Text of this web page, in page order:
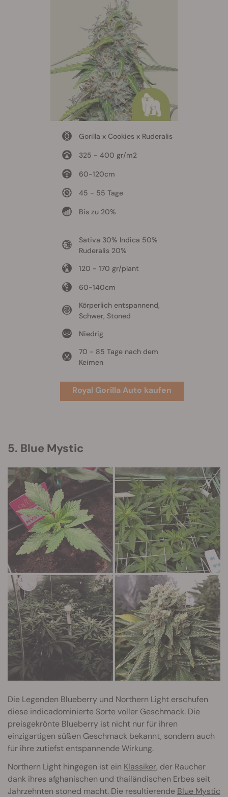
Gorilla x Cookies x Ruderalis
325 - 400 gr/m2
60-120cm
45 - 55 Tage
Bis zu 20%
Sativa 30% Indica 50%
Ruderalis 20%
120 - 170 gr/plant
60-140cm
Körperlich entspannend,
Schwer, Stoned
Niedrig
70 - 85 Tage nach dem
Keimen
Royal Gorilla Auto kaufen
5. Blue Mystic
Die Legenden Blueberry und Northern Light erschufen
diese indicadominierte Sorte voller Geschmack. Die
preisgekrönte Blueberry ist nicht nur für ihren
einzigartigen süßen Geschmack bekannt, sondern auch
für ihre zutiefst entspannende Wirkung.
Northern Light hingegen ist ein Klassiker, der Raucher
dank ihres afghanischen und thailändischen Erbes seit
Jahrzehnten stoned macht. Die resultierende Blue Mystic